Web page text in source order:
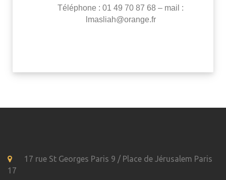
Téléphone : 01 49 70 87 68 – mail :
lmasliah@orange.fr
17 rue St Georges Paris 9 / Place de Jérusalem Paris
17